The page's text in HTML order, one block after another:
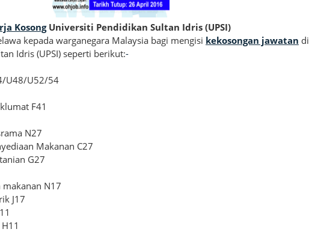
KosongUniversiti Pendidikan Sultan Idris (UPSI)
kepada warganegara Malaysia bagi mengisi kekosongan jawatan di
Idris (UPSI) seperti berikut:-
U48/U52/54
F41
N27
Makanan C27
G27
makanan N17
J17